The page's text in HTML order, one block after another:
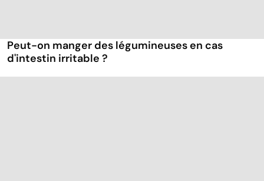
Peut-on manger des légumineuses en cas
d'intestin irritable ?